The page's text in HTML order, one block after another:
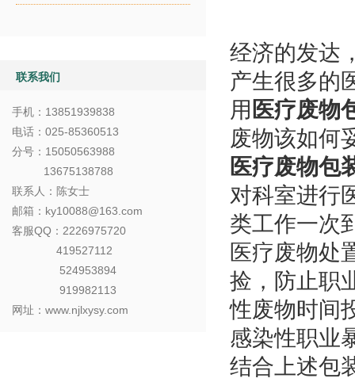
联系我们
手机： 13851939838
电话：025-85360513
分号：15050563988
13675138788
联系人：陈女士
邮箱：ky10088@163.com
客服QQ：2226975720
419527112
524953894
919982113
网址：www.njlxysy.com
经济的发达
产生很多的
用 医疗废物
废物该如何
医疗废物包
对科室进行
类工作一次
医疗废物处
捡，防止职
性废物时间
感染性职业
结合上述包